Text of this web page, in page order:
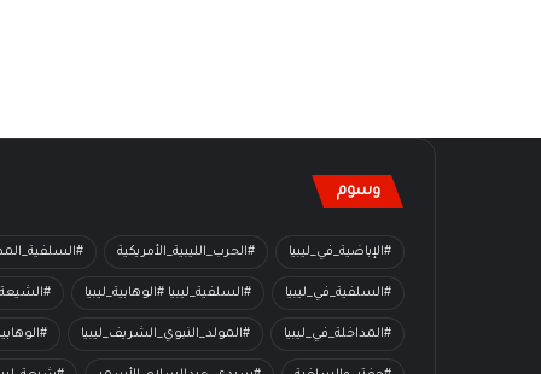
وسوم
#الإباضية_في_ليبيا #الحرب_الليبية_الأمريكية
#السلفية_في_ليبيا #السلفية_ليبيا #الوهابية_ليبيا
#المداخلة_في_ليبيا #المولد_النبوي_الشريف_ليبيا